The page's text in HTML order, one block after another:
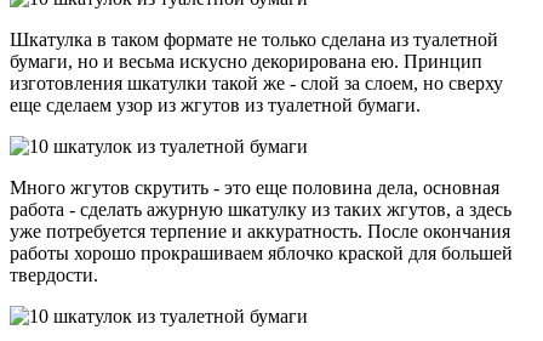
Шкатулка в таком формате не только сделана из туалетной
бумаги, но и весьма искусно декорирована ею. Принцип
изготовления шкатулки такой же - слой за слоем, но сверху
еще сделаем узор из жгутов из туалетной бумаги.
Много жгутов скрутить - это еще половина дела, основная
работа - сделать ажурную шкатулку из таких жгутов, а здесь
уже потребуется терпение и аккуратность. После окончания
работы хорошо прокрашиваем яблочко краской для большей
твердости.